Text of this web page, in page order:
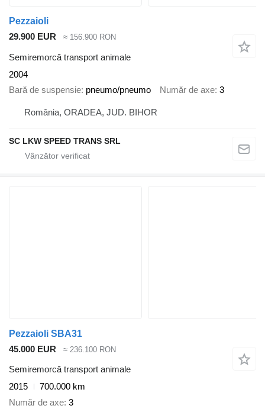
Pezzaioli
29.900 EUR
≈ 156.900 RON
Semiremorcă transport animale
2004
Bară de suspensie pneumo/pneumo Număr de axe 3
România, ORADEA, JUD. BIHOR
SC LKW SPEED TRANS SRL
Pezzaioli SBA31
45.000 EUR
≈ 236.100 RON
Semiremorcă transport animale
2015
700.000 km
Număr de axe 3